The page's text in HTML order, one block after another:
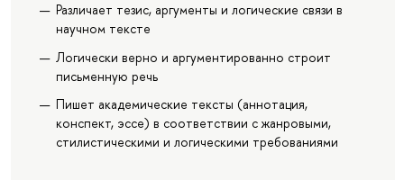
Различает тезис, аргументы и логические связи в
научном тексте
Логически верно и аргументированно строит
письменную речь
Пишет академические тексты (аннотация,
конспект, эссе) в соответствии с жанровыми,
стилистическими и логическими требованиями